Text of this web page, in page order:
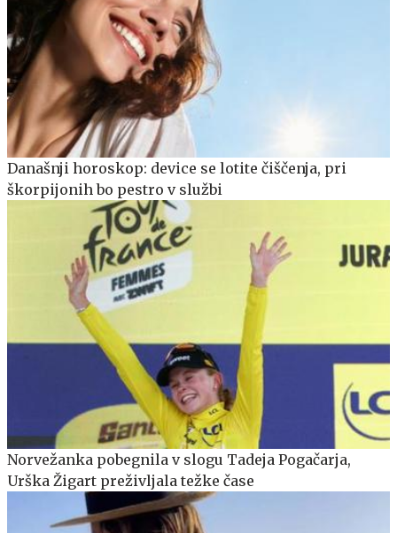
Današnji horoskop: device se lotite čiščenja, pri
škorpijonih bo pestro v službi
Norvežanka pobegnila v slogu Tadeja Pogačarja,
Urška Žigart preživljala težke čase